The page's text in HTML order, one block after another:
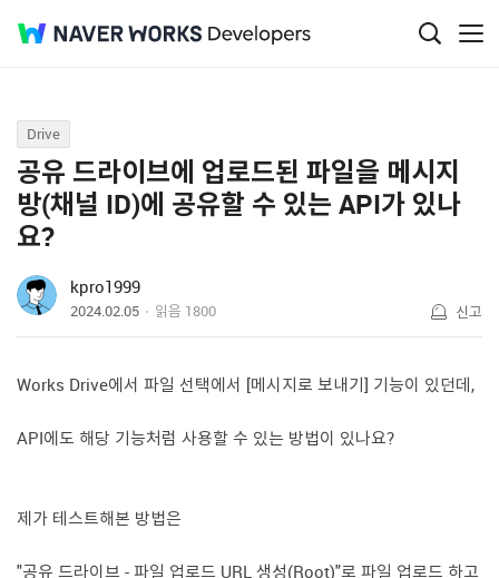
Q&A
Drive
공유 드라이브에 업로드된 파일을 메시지
방(채널 ID)에 공유할 수 있는 API가 있나
요?
kpro1999
2024.02.05 읽음 1800 신고
Works Drive에서 파일 선택에서 [메시지로 보내기] 기능이 있던데,
API에도 해당 기능처럼 사용할 수 있는 방법이 있나요?
제가 테스트해본 방법은
"공유 드라이브 - 파일 업로드 URL 생성(Root)"로 파일 업로드 하고